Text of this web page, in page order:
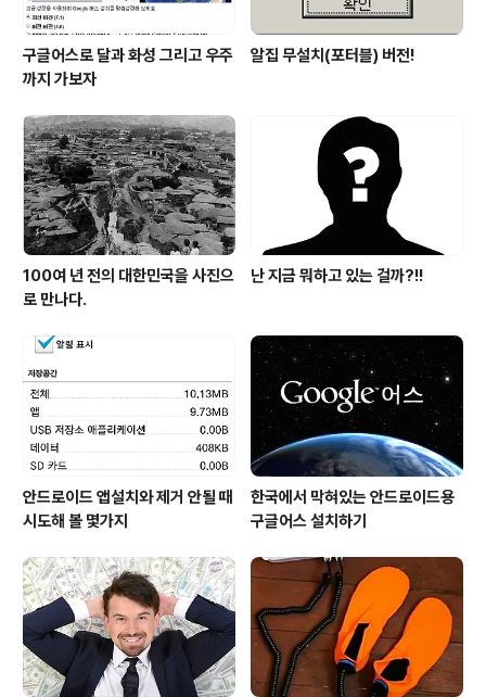
구글어스로 달과 화성 그리고 우주
까지 가보자
알집 무설치(포터블) 버전!
100여 년 전의 대한민국을 사진으
로 만나다.
난 지금 뭐하고 있는 걸까?!!
안드로이드 앱설치와 제거 안될 때
시도해 볼 몇가지
한국에서 막혀있는 안드로이드용
구글어스 설치하기